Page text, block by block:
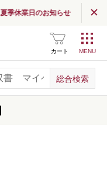
夏季休業日のお知らせ
カート